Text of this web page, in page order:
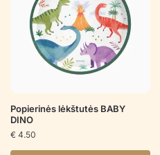
Popierinės lėkštutės BABY
DINO
€ 4.50